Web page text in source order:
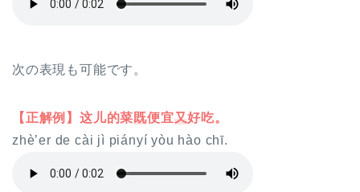
次の表現も可能です。
【正解例】这儿的菜既便宜又好吃。
zhè’er de cài jì piányí yòu hào chī.